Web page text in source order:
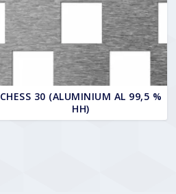
CHESS 30 (ALUMINIUM AL 99,5 %
HH)